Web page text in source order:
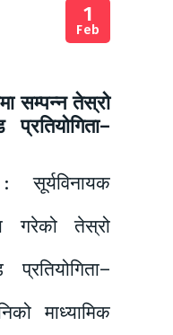
1
Feb
सम्पन्न तेस्रो
गरेको तेस्रो
माध्यामिक